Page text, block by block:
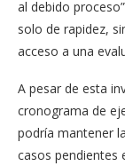
al debido
solo de rapidez,
acceso a una
A pesar de esta
cronograma de
podría mantener
casos pendientes